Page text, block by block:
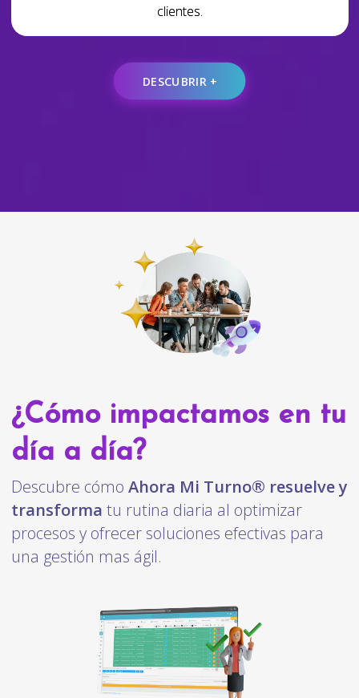
clientes.
DESCUBRIR +
¿Cómo impactamos en tu
día a día?
Descubre cómo Ahora Mi Turno® resuelve y
transforma tu rutina diaria al optimizar
procesos y ofrecer soluciones efectivas para
una gestión mas ágil.